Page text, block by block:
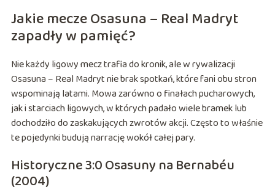
Jakie mecze Osasuna – Real Madryt
zapadły w pamięć?
Nie każdy ligowy mecz trafia do kronik, ale w rywalizacji
Osasuna – Real Madryt nie brak spotkań, które fani obu stron
wspominają latami. Mowa zarówno o finałach pucharowych,
jak i starciach ligowych, w których padało wiele bramek lub
dochodziło do zaskakujących zwrotów akcji. Często to właśnie
te pojedynki budują narrację wokół całej pary.
Historyczne 3:0 Osasuny na Bernabéu
(2004)